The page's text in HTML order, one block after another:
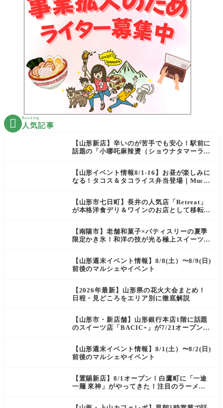
 Ranking
人気記事
【山形新店】辛いのが苦手でも安心！駅前に
話題の「小哪吒麻辣燙（ショウナタマーラー
【山形イベント情報8/1-16】お昼が楽しみに
なる！タコス＆タコライス弁当登場｜Mucha
【山形市七日町】長井の人気店「Retreat」
が本格洋食デリ＆ワインのお店として移転オ
【南陽市】老舗和菓子×パティスリーの夏季
限定かき氷！和洋の技が光る極上スイーツ｜
【山形週末イベント情報】8/8(土）〜8/9(日)
前後のマルシェやイベント
【2026年最新】山形県の花火大会まとめ！
日程・見どころをエリア別に徹底解説
【山形市・新店舗】山形銀行本店1階に話題
のスイーツ店「BACIC+」が7/21オープン！
【山形週末イベント情報】8/1(土）〜8/2(日)
前後のマルシェやイベント
【置賜新店】8/1オープン！白鷹町に「一途
一麺 來神」がやってきた！注目のラーメン